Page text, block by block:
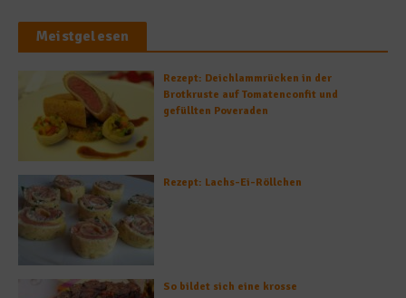
Meistgelesen
Rezept: Deichlammrücken in der
Brotkruste auf Tomatenconfit und
gefüllten Poveraden
Rezept: Lachs-Ei-Röllchen
So bildet sich eine krosse